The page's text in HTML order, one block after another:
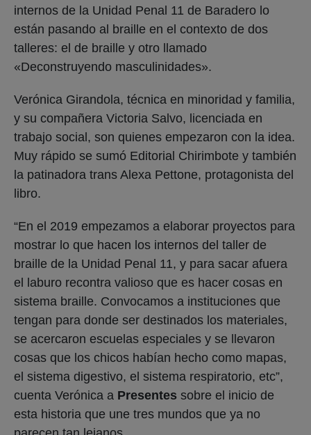
internos de la Unidad Penal 11 de Baradero lo
están pasando al braille en el contexto de dos
talleres: el de braille y otro llamado
«Deconstruyendo masculinidades».
Verónica Girandola, técnica en minoridad y familia,
y su compañera Victoria Salvo, licenciada en
trabajo social, son quienes empezaron con la idea.
Muy rápido se sumó Editorial Chirimbote y también
la patinadora trans Alexa Pettone, protagonista del
libro.
“En el 2019 empezamos a elaborar proyectos para
mostrar lo que hacen los internos del taller de
braille de la Unidad Penal 11, y para sacar afuera
el laburo recontra valioso que es hacer cosas en
sistema braille. Convocamos a instituciones que
tengan para donde ser destinados los materiales,
se acercaron escuelas especiales y se llevaron
cosas que los chicos habían hecho como mapas,
el sistema digestivo, el sistema respiratorio, etc”,
cuenta Verónica a Presentes sobre el inicio de
esta historia que une tres mundos que ya no